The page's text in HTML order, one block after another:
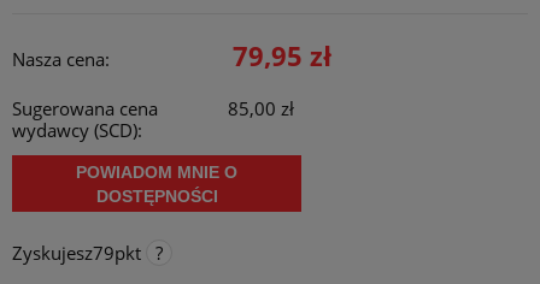
Nasza cena: 79,95 zł
Sugerowana cena
wydawcy (SCD):
85,00 zł
POWIADOM MNIE O
DOSTĘPNOŚCI
Zyskujesz79pkt